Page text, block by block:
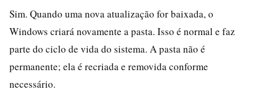
Sim. Quando uma nova atualização for baixada, o
Windows criará novamente a pasta. Isso é normal e faz
parte do ciclo de vida do sistema. A pasta não é
permanente; ela é recriada e removida conforme
necessário.